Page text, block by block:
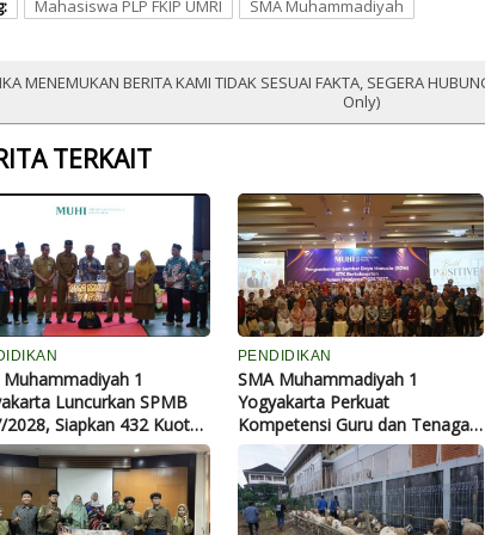
Mahasiswa PLP FKIP UMRI SMA Muhammadiyah
MENEMUKAN BERITA KAMI TIDAK SESUAI FAKTA, SEGERA
Only)
TERKAIT
Muhammadiyah 1
Luncurkan SPMB
2028, Siapkan 432 Kuota
Sinergi dengan
BK
PENDIDIKAN
SMA Muhammadiyah 1
Yogyakarta Perkuat
Kompetensi Guru dan Tenaga
Kependidikan, Bangun Budaya
Pelayanan Prima dan Kinerja
Unggul